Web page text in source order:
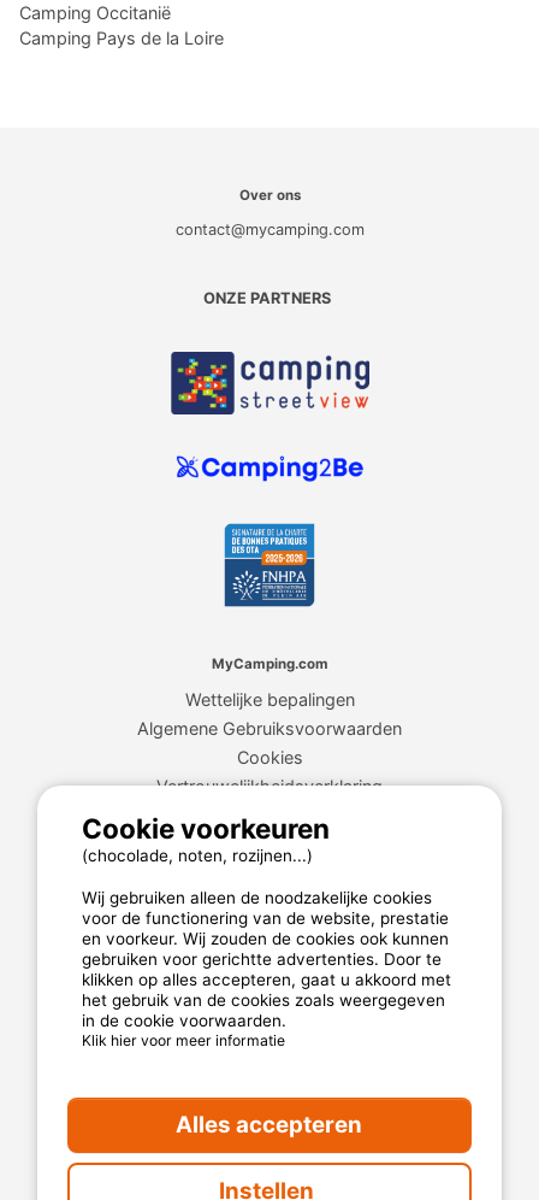
Camping Occitanië
Camping Pays de la Loire
Over ons
contact@mycamping.com
ONZE PARTNERS
MyCamping.com
Wettelijke bepalingen
Algemene Gebruiksvoorwaarden
Cookies
Vertrouwelijkheidsverklaring
MyCamping.com garantie
100% beveiligde betaling
Beschikbare en toegewijde hotline
De beste campings
Echte klantenbeoordelingen
De beste tarieven
Cookie voorkeuren
(chocolade, noten, rozijnen...)
Wij gebruiken alleen de noodzakelijke cookies
voor de functionering van de website, prestatie
en voorkeur. Wij zouden de cookies ook kunnen
gebruiken voor gerichtte advertenties. Door te
klikken op alles accepteren, gaat u akkoord met
het gebruik van de cookies zoals weergegeven
in de cookie voorwaarden.
Klik hier voor meer informatie
Alles accepteren
Instellen